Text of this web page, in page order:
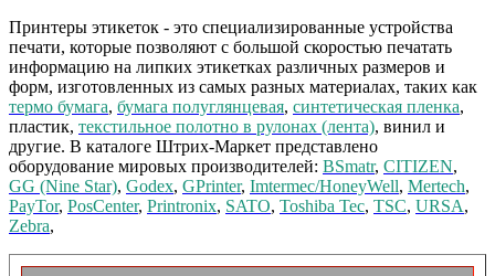
Принтеры этикеток - это специализированные устройства
печати, которые позволяют с большой скоростью печатать
информацию на липких этикетках различных размеров и
форм, изготовленных из самых разных материалах, таких как
термо бумага, бумага полуглянцевая, синтетическая пленка,
пластик, текстильное полотно в рулонах (лента), винил и
другие. В каталоге Штрих-Маркет представлено
оборудование мировых производителей: BSmatr, CITIZEN,
GG (Nine Star), Godex, GPrinter, Imtermec/HoneyWell, Mertech,
PayTor, PosCenter, Printronix, SATO, Toshiba Tec, TSC, URSA,
Zebra,